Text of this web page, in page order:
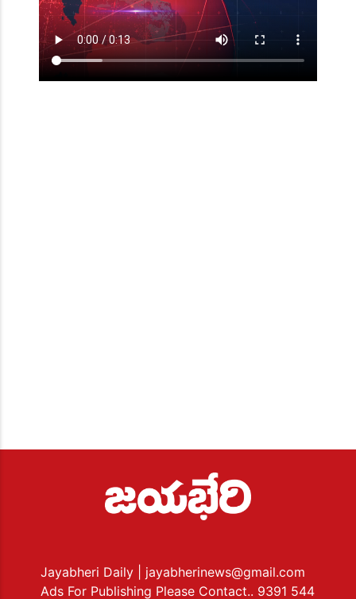
Jayabheri Daily
| jayabherinews@gmail.com
Ads For Publishing Please Contact.. 9391 544